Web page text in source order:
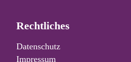
Rechtliches
Datenschutz
Impressum